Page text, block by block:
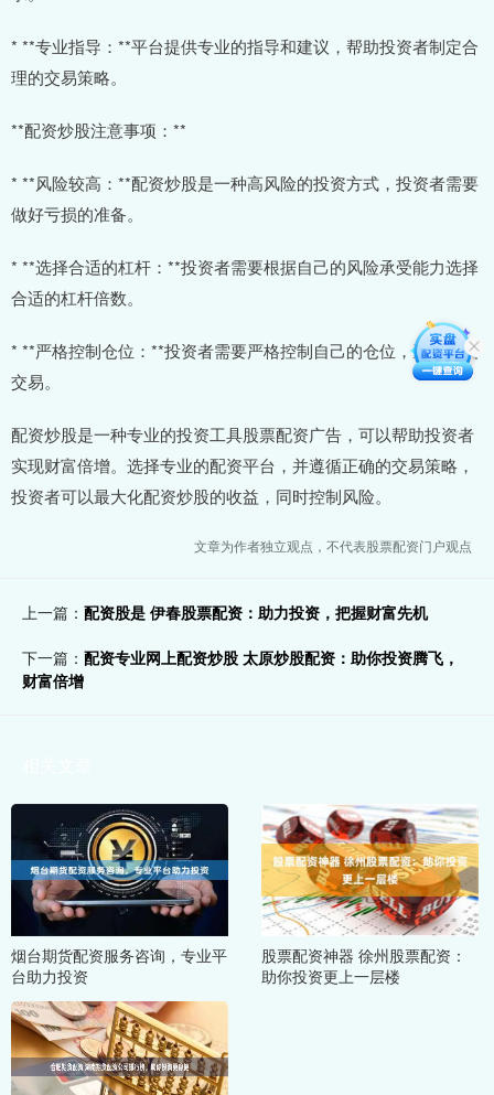
* **专业指导：**平台提供专业的指导和建议，帮助投资者制定合
理的交易策略。
**配资炒股注意事项：**
* **风险较高：**配资炒股是一种高风险的投资方式，投资者需要
做好亏损的准备。
* **选择合适的杠杆：**投资者需要根据自己的风险承受能力选择
合适的杠杆倍数。
* **严格控制仓位：**投资者需要严格控制自己的仓位，避免过度
交易。
配资炒股是一种专业的投资工具股票配资广告，可以帮助投资者
实现财富倍增。选择专业的配资平台，并遵循正确的交易策略，
投资者可以最大化配资炒股的收益，同时控制风险。
文章为作者独立观点，不代表股票配资门户观点
上一篇： 配资股是 伊春股票配资：助力投资，把握财富先机
下一篇： 配资专业网上配资炒股 太原炒股配资：助你投资腾飞，
财富倍增
烟台期货配资服务咨询，专业平
台助力投资
股票配资神器 徐州股票配资：
助你投资更上一层楼